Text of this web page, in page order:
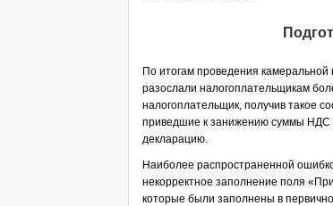
По итогам проведения
разослали налогоплательщикам
налогоплательщик, получив такое
приведшие к занижению суммы НДС
декларацию.
Наиболее распространенной
некорректное заполнение поля
которые были заполнены в